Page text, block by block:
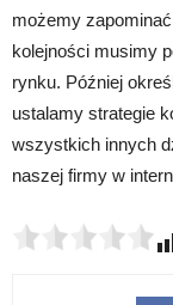
możemy
kolejności musimy
rynku. Później
ustalamy strategie
wszystkich innych
naszej firmy w